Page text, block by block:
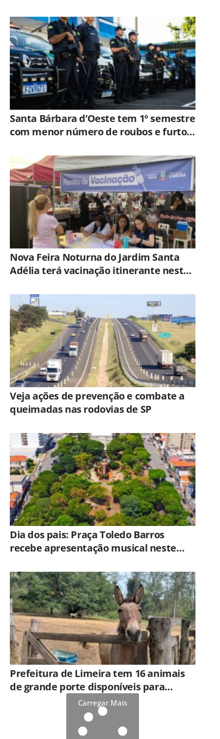
Santa Bárbara d’Oeste tem 1º semestre
com menor número de roubos e furtos
Nova Feira Noturna do Jardim Santa
Adélia terá vacinação itinerante nesta
Veja ações de prevenção e combate a
queimadas nas rodovias de SP
Dia dos pais: Praça Toledo Barros
recebe apresentação musical neste
Prefeitura de Limeira tem 16 animais
de grande porte disponíveis para
adoção no HortoCarregar Mais